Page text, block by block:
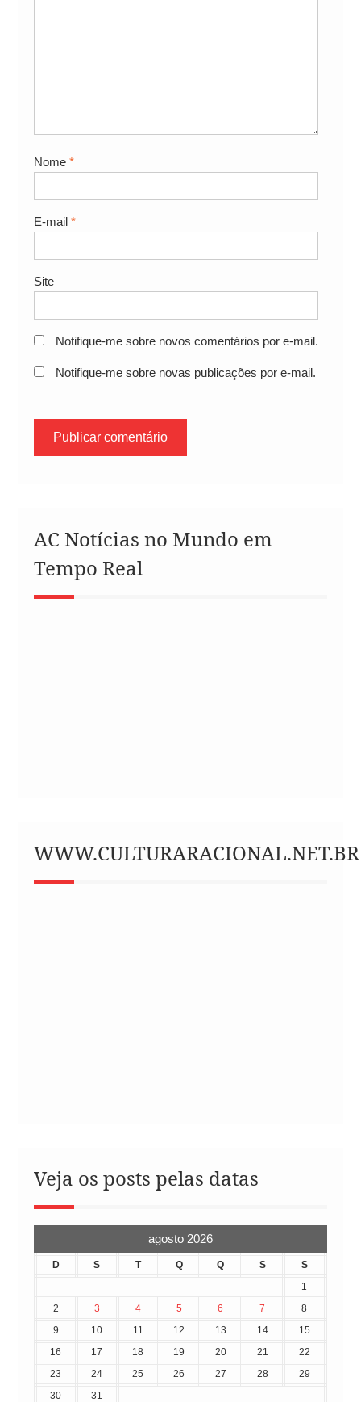
Nome *
E-mail *
Site
Notifique-me sobre novos comentários por e-mail.
Notifique-me sobre novas publicações por e-mail.
AC Notícias no Mundo em
Tempo Real
WWW.CULTURARACIONAL.NET.BR
Veja os posts pelas datas
agosto 2026
D S T Q Q S
S
1
2
3 4 5 6 7
8
9
10 11 12 13 14
15
16
17 18 19 20 21
22
23
24 25 26 27 28
29
30
31